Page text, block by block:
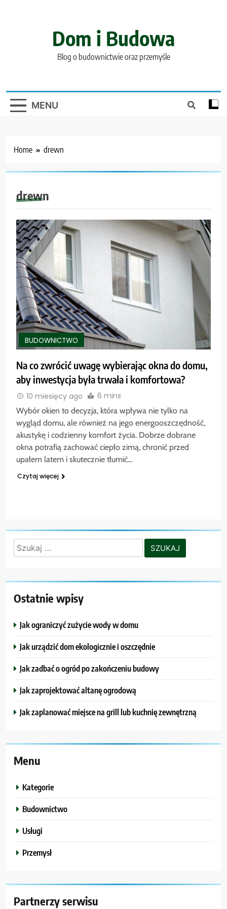
Dom i Budowa
Blog o budownictwie oraz przemyśle
MENU
Home drewn
drewn
BUDOWNICTWO
Na co zwrócić uwagę wybierając okna do domu,
aby inwestycja była trwała i komfortowa?
10 miesięcy ago 6 mins
Wybór okien to decyzja, która wpływa nie tylko na
wygląd domu, ale również na jego energooszczędność,
akustykę i codzienny komfort życia. Dobrze dobrane
okna potrafią zachować ciepło zimą, chronić przed
upałem latem i skutecznie tłumić…
Czytaj więcej
Szukaj:
Ostatnie wpisy
Jak ograniczyć zużycie wody w domu
Jak urządzić dom ekologicznie i oszczędnie
Jak zadbać o ogród po zakończeniu budowy
Jak zaprojektować altanę ogrodową
Jak zaplanować miejsce na grill lub kuchnię zewnętrzną
Menu
Kategorie
Budownictwo
Usługi
Przemysł
Partnerzy serwisu